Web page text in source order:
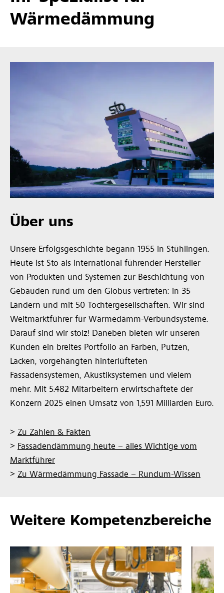
Wärmedämmung
Über uns
Unsere Erfolgsgeschichte begann 1955 in Stühlingen.
Heute ist Sto als international führender Hersteller
von Produkten und Systemen zur Beschichtung von
Gebäuden rund um den Globus vertreten: in 35
Ländern und mit 50 Tochtergesellschaften. Wir sind
Weltmarktführer für Wärmedämm-Verbundsysteme.
Darauf sind wir stolz! Daneben bieten wir unseren
Kunden ein breites Portfolio an Farben, Putzen,
Lacken, vorgehängten hinterlüfteten
Fassadensystemen, Akustiksystemen und vielem
mehr. Mit 5.482 Mitarbeitern erwirtschaftete der
Konzern 2025 einen Umsatz von 1,591 Milliarden Euro.
> Zu Zahlen & Fakten
> Fassadendämmung heute – alles Wichtige vom
Marktführer
> Zu Wärmedämmung Fassade – Rundum-Wissen
Weitere Kompetenzbereiche